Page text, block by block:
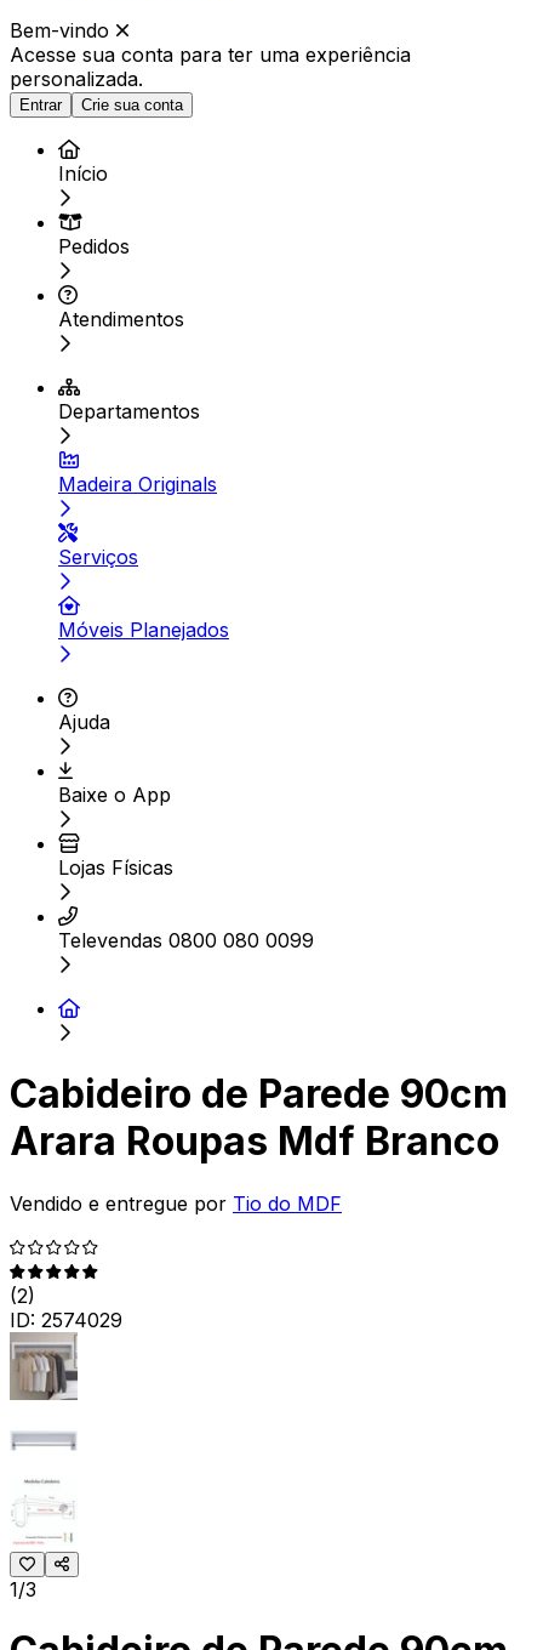
Bem-vindo
Acesse sua conta para ter uma experiência
personalizada.
Entrar Crie sua conta
Início
Pedidos
Atendimentos
Departamentos
Madeira Originals
Serviços
Móveis Planejados
Ajuda
Baixe o App
Lojas Físicas
Televendas 0800 080 0099
Cabideiro de Parede 90cm
Arara Roupas Mdf Branco
Vendido e entregue por Tio do MDF
(2)
ID: 2574029
1/3